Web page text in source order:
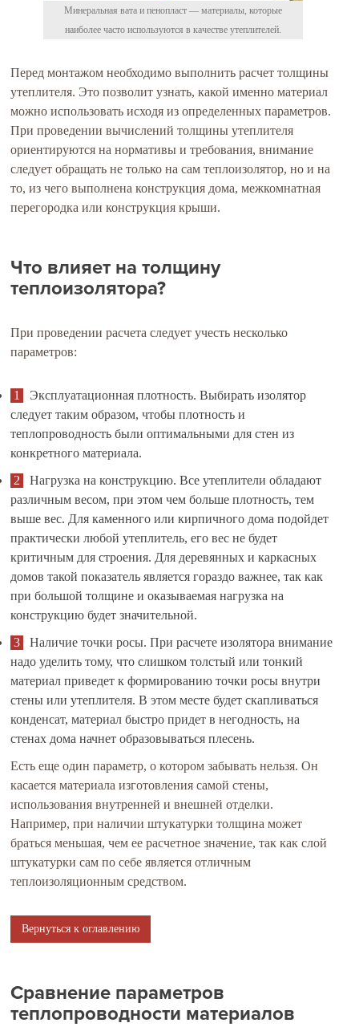
Минеральная вата и пенопласт — материалы, которые
наиболее часто используются в качестве утеплителей.
Перед монтажом необходимо выполнить расчет толщины
утеплителя. Это позволит узнать, какой именно материал
можно использовать исходя из определенных параметров.
При проведении вычислений толщины утеплителя
ориентируются на нормативы и требования, внимание
следует обращать не только на сам теплоизолятор, но и на
то, из чего выполнена конструкция дома, межкомнатная
перегородка или конструкция крыши.
Что влияет на толщину
теплоизолятора?
При проведении расчета следует учесть несколько
параметров:
Эксплуатационная плотность. Выбирать изолятор
следует таким образом, чтобы плотность и
теплопроводность были оптимальными для стен из
конкретного материала.
Нагрузка на конструкцию. Все утеплители обладают
различным весом, при этом чем больше плотность, тем
выше вес. Для каменного или кирпичного дома подойдет
практически любой утеплитель, его вес не будет
критичным для строения. Для деревянных и каркасных
домов такой показатель является гораздо важнее, так как
при большой толщине и оказываемая нагрузка на
конструкцию будет значительной.
Наличие точки росы. При расчете изолятора внимание
надо уделить тому, что слишком толстый или тонкий
материал приведет к формированию точки росы внутри
стены или утеплителя. В этом месте будет скапливаться
конденсат, материал быстро придет в негодность, на
стенах дома начнет образовываться плесень.
Есть еще один параметр, о котором забывать нельзя. Он
касается материала изготовления самой стены,
использования внутренней и внешней отделки.
Например, при наличии штукатурки толщина может
браться меньшая, чем ее расчетное значение, так как слой
штукатурки сам по себе является отличным
теплоизоляционным средством.
Вернуться к оглавлению
Сравнение параметров
теплопроводности материалов